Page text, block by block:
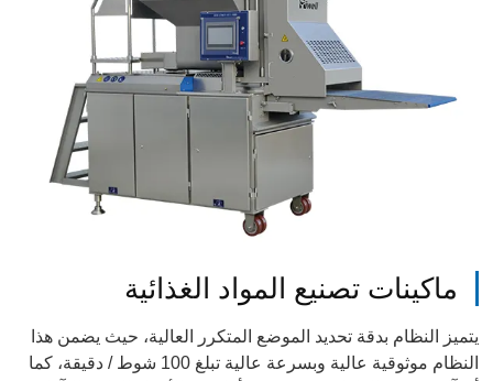
ماكينات تصنيع المواد الغذائية
يتميز النظام بدقة تحديد الموضع المتكرر العالية، حيث يضمن هذا
النظام موثوقية عالية وبسرعة عالية تبلغ 100 شوط / دقيقة، كما